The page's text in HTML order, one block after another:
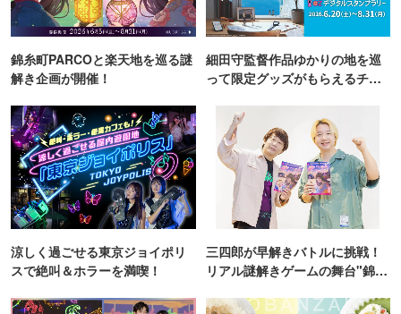
錦糸町PARCOと楽天地を巡る謎
解き企画が開催！
細田守監督作品ゆかりの地を巡
って限定グッズがもらえるチャ
涼しく過ごせる東京ジョイポリ
スで絶叫＆ホラーを満喫！
三四郎が早解きバトルに挑戦！
リアル謎解きゲームの舞台"錦糸